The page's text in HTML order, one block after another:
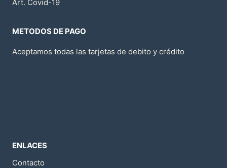
Art. Covid-19
METODOS DE PAGO
Aceptamos todas las tarjetas de debito y crédito
ENLACES
Contacto